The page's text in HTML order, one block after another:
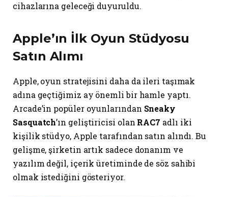
cihazlarına geleceği duyuruldu.
Apple’ın İlk Oyun Stüdyosu
Satın Alımı
Apple, oyun stratejisini daha da ileri taşımak
adına geçtiğimiz ay önemli bir hamle yaptı.
Arcade’in popüler oyunlarından Sneaky
Sasquatch’ın geliştiricisi olan RAC7 adlı iki
kişilik stüdyo, Apple tarafından satın alındı. Bu
gelişme, şirketin artık sadece donanım ve
yazılım değil, içerik üretiminde de söz sahibi
olmak istediğini gösteriyor.